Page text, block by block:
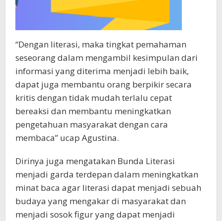
“Dengan literasi, maka tingkat pemahaman
seseorang dalam mengambil kesimpulan dari
informasi yang diterima menjadi lebih baik,
dapat juga membantu orang berpikir secara
kritis dengan tidak mudah terlalu cepat
bereaksi dan membantu meningkatkan
pengetahuan masyarakat dengan cara
membaca” ucap Agustina.
Dirinya juga mengatakan Bunda Literasi
menjadi garda terdepan dalam meningkatkan
minat baca agar literasi dapat menjadi sebuah
budaya yang mengakar di masyarakat dan
menjadi sosok figur yang dapat menjadi